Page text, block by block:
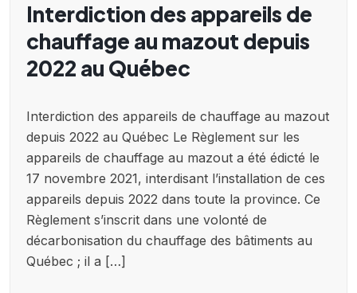
Interdiction des appareils de
chauffage au mazout depuis
2022 au Québec
Interdiction des appareils de chauffage au mazout
depuis 2022 au Québec Le Règlement sur les
appareils de chauffage au mazout a été édicté le
17 novembre 2021, interdisant l’installation de ces
appareils depuis 2022 dans toute la province. Ce
Règlement s’inscrit dans une volonté de
décarbonisation du chauffage des bâtiments au
Québec ; il a […]